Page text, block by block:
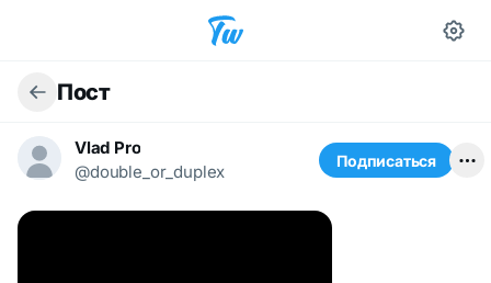
Пост
Vlad Pro
@double_or_duplex
Подписаться